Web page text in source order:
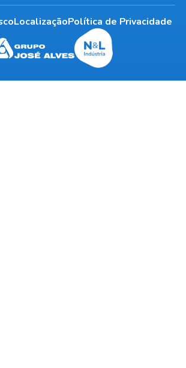
LocalizaçãoPolítica de Privacidade